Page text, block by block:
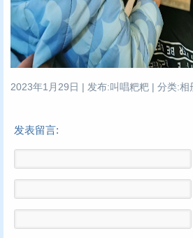
2023年1月29日 | 发布:叫唱粑粑 | 分类:
发表留言: